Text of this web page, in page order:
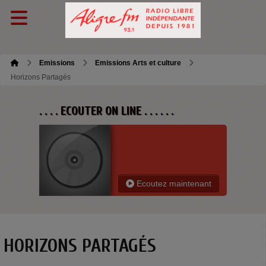
Emissions
Emissions Arts et culture
Horizons Partagés
. . . . ECOUTER ON LINE . . . . . .
Ecoutez maintenant
HORIZONS PARTAGÉS